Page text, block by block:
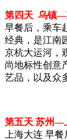
第四天 乌镇—
早餐后，乘车
经典，是江南
京杭大运河，
尚地标性创意
艺品，以及众
第五天 苏州—
上海大连 早餐